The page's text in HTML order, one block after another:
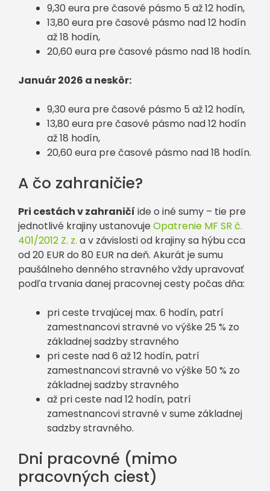
9,30 eura pre časové pásmo 5 až 12 hodín,
13,80 eura pre časové pásmo nad 12 hodín
až 18 hodín,
20,60 eura pre časové pásmo nad 18 hodín.
Január 2026 a neskôr:
9,30 eura pre časové pásmo 5 až 12 hodín,
13,80 eura pre časové pásmo nad 12 hodín
až 18 hodín,
20,60 eura pre časové pásmo nad 18 hodín.
A čo zahraničie?
Pri cestách v zahraničí ide o iné sumy – tie pre
jednotlivé krajiny ustanovuje Opatrenie MF SR č.
401/2012 Z. z. a v závislosti od krajiny sa hýbu cca
od 20 EUR do 80 EUR na deň. Akurát je sumu
paušálneho denného stravného vždy upravovať
podľa trvania danej pracovnej cesty počas dňa:
pri ceste trvajúcej max. 6 hodín, patrí
zamestnancovi stravné vo výške 25 % zo
základnej sadzby stravného
pri ceste nad 6 až 12 hodín, patrí
zamestnancovi stravné vo výške 50 % zo
základnej sadzby stravného
až pri ceste nad 12 hodín, patrí
zamestnancovi stravné v sume základnej
sadzby stravného.
Dni pracovné (mimo
pracovných ciest)